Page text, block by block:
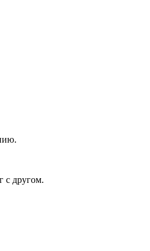
с другом.